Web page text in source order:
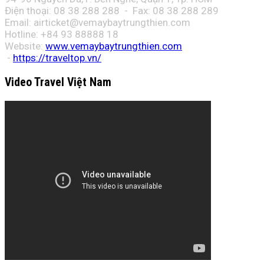
Điện thoại: 08 38 288 288 - Fax: 08 38 288 289
Email: airticket@vemaybaytrungthien.com
Hotline: +84 93 88888 18
Website: www.vemaybaytrungthien.com
- https://traveltop.vn/
Video Travel Việt Nam